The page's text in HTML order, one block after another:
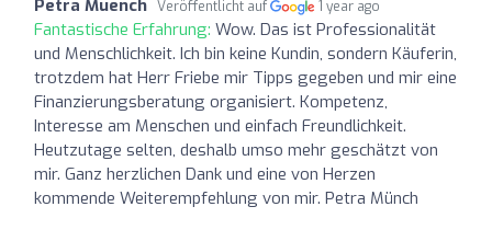
Petra Muench Veröffentlicht auf 1 year ago
Fantastische Erfahrung: Wow. Das ist Professionalität
und Menschlichkeit. Ich bin keine Kundin, sondern Käuferin,
trotzdem hat Herr Friebe mir Tipps gegeben und mir eine
Finanzierungsberatung organisiert. Kompetenz,
Interesse am Menschen und einfach Freundlichkeit.
Heutzutage selten, deshalb umso mehr geschätzt von
mir. Ganz herzlichen Dank und eine von Herzen
kommende Weiterempfehlung von mir. Petra Münch